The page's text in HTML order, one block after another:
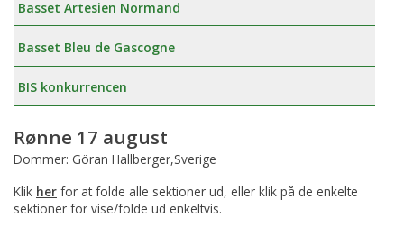
Basset Artesien Normand
Basset Bleu de Gascogne
BIS konkurrencen
Rønne 17 august
Dommer: Göran Hallberger,Sverige
Klik her for at folde alle sektioner ud, eller klik på de enkelte
sektioner for vise/folde ud enkeltvis.